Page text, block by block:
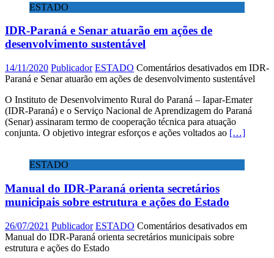
ESTADO
IDR-Paraná e Senar atuarão em ações de
desenvolvimento sustentável
14/11/2020 Publicador ESTADO Comentários desativados em IDR-
Paraná e Senar atuarão em ações de desenvolvimento sustentável
O Instituto de Desenvolvimento Rural do Paraná – Iapar-Emater
(IDR-Paraná) e o Serviço Nacional de Aprendizagem do Paraná
(Senar) assinaram termo de cooperação técnica para atuação
conjunta. O objetivo integrar esforços e ações voltados ao […]
ESTADO
Manual do IDR-Paraná orienta secretários
municipais sobre estrutura e ações do Estado
26/07/2021 Publicador ESTADO Comentários desativados em
Manual do IDR-Paraná orienta secretários municipais sobre
estrutura e ações do Estado